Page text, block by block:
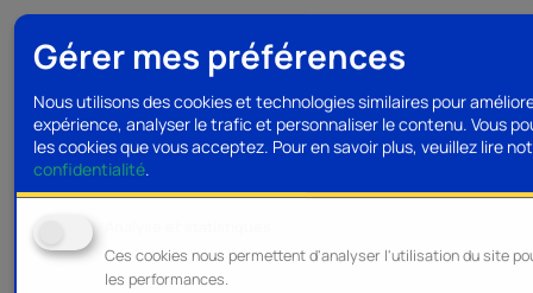
Gérer mes préférences
Nous utilisons des cookies et technologies similaires pour
expérience, analyser le trafic et personnaliser le contenu. Vous
les cookies que vous acceptez. Pour en savoir plus, veuillez lire
confidentialité.
Ces cookies nous permettent d'analyser l'utilisation du site
les performances.